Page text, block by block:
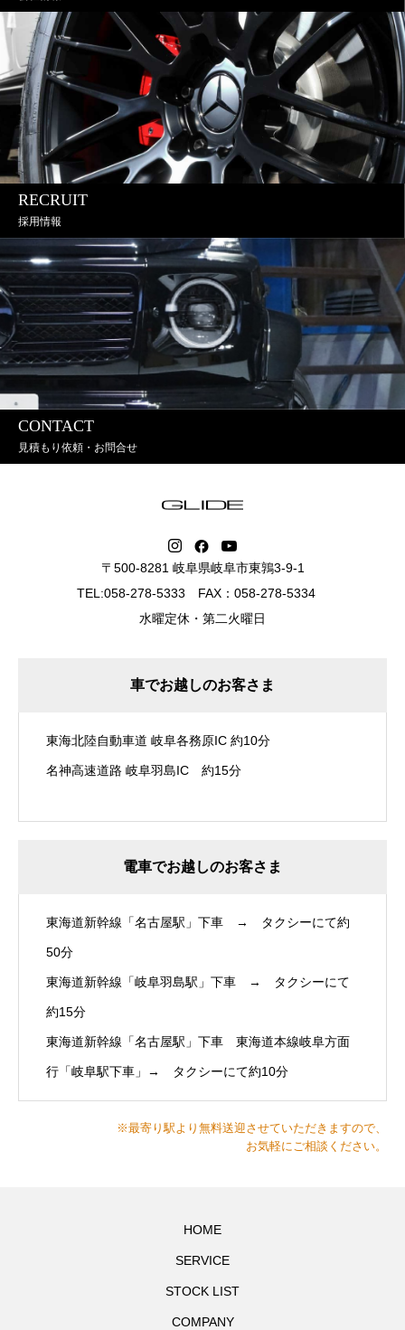
RECRUIT
採用情報
CONTACT
見積もり依頼・お問合せ
〒500-8281 岐阜県岐阜市東鶉3-9-1
TEL:058-278-5333 FAX：058-278-5334
水曜定休・第二火曜日
車でお越しのお客さま
東海北陸自動車道 岐阜各務原IC 約10分
名神高速道路 岐阜羽島IC 約15分
電車でお越しのお客さま
東海道新幹線「名古屋駅」下車 → タクシーにて約
50分
東海道新幹線「岐阜羽島駅」下車 → タクシーにて
約15分
東海道新幹線「名古屋駅」下車 東海道本線岐阜方面
行「岐阜駅下車」→ タクシーにて約10分
※最寄り駅より無料送迎させていただきますので、
お気軽にご相談ください。
HOME
SERVICE
STOCK LIST
COMPANY